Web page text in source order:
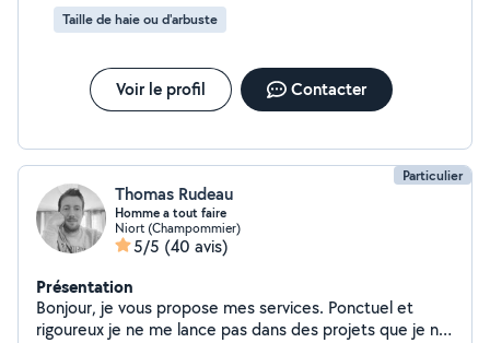
Taille de haie ou d'arbuste
Voir le profil Contacter
Particulier
Thomas Rudeau
Homme a tout faire
Niort (Champommier)
5/5 (40 avis)
Présentation
Bonjour, je vous propose mes services. Ponctuel et
rigoureux je ne me lance pas dans des projets que je ne